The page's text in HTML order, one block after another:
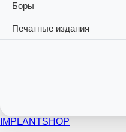
Боры
Печатные издания
IMPLANTSHOP